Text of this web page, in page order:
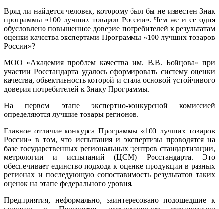
Вряд ли найдется человек, которому был бы не известен Знак
программы «100 лучших товаров России». Чем же и сегодня
обусловлено повышенное доверие потребителей к результатам
оценки качества экспертами Программы «100 лучших товаров
России»?
МОО «Академия проблем качества им. В.В. Бойцова» при
участии Росстандарта удалось сформировать систему оценки
качества, объективность которой и стала основой устойчивого
доверия потребителей к Знаку Программы.
На первом этапе экспертно-конкурсной комиссией
определяются лучшие товары регионов.
Главное отличие конкурса Программы «100 лучших товаров
России» в том, что испытания и экспертизы проводятся на
базе государственных региональных центров стандартизации,
метрологии и испытаний (ЦCM) Росстандарта. Это
обеспечивает единство подхода к оценке продукции в разных
регионах и последующую сопоставимость результатов таких
оценок на этапе федерального уровня.
Предприятия, неформально, заинтересовано подошедшие к